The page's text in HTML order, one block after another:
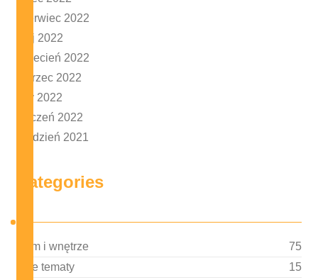
czerwiec 2022
maj 2022
kwiecień 2022
marzec 2022
luty 2022
styczeń 2022
grudzień 2021
Categories
Dom i wnętrze
75
Inne tematy
15